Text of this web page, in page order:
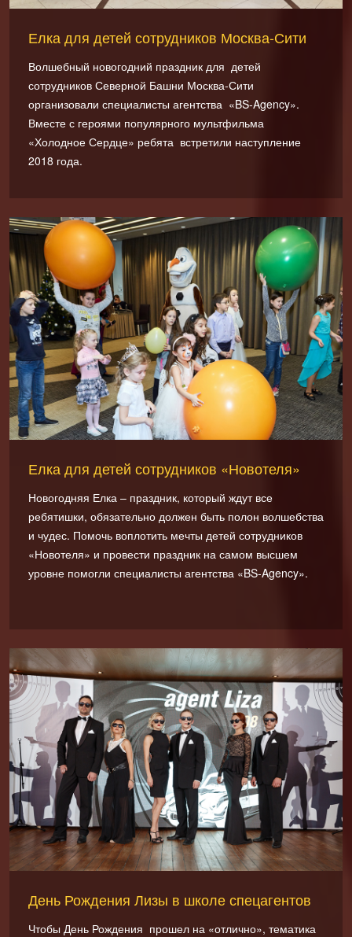
Елка для детей сотрудников Москва-Сити
Волшебный новогодний праздник для детей
сотрудников Северной Башни Москва-Сити
организовали специалисты агентства «BS-Agency».
Вместе с героями популярного мультфильма
«Холодное Сердце» ребята встретили наступление
2018 года.
Елка для детей сотрудников «Новотеля»
Новогодняя Елка – праздник, который ждут все
ребятишки, обязательно должен быть полон волшебства
и чудес. Помочь воплотить мечты детей сотрудников
«Новотеля» и провести праздник на самом высшем
уровне помогли специалисты агентства «BS-Agency».
День Рождения Лизы в школе спецагентов
Чтобы День Рождения прошел на «отлично», тематика